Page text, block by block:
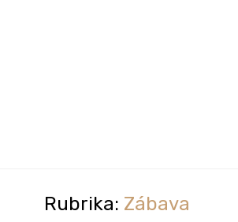
Rubrika: Zábava